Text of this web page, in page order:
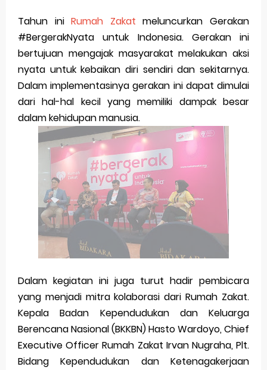
Apple Watch Series 10 vs Samsung Galaxy Watch 7
Review Lengkap 2026
Friday, 7 August
Tahun iniRumah Zakat meluncurkan Gerakan
#BergerakNyata untuk Indonesia. Gerakan ini
bertujuan mengajak masyarakat melakukan aksi
nyata untuk kebaikan diri sendiri dan sekitarnya.
Dalam implementasinya gerakan ini dapat dimulai
dari hal-hal kecil yang memiliki dampak besar
dalam kehidupan manusia.
Dalam kegiatan ini juga turut hadir pembicara
yang menjadi mitra kolaborasi dari Rumah Zakat.
Kepala Badan Kependudukan dan Keluarga
Berencana Nasional (BKKBN) Hasto Wardoyo, Chief
Executive Officer Rumah Zakat Irvan Nugraha, Plt.
Bidang Kependudukan dan Ketenagakerjaan